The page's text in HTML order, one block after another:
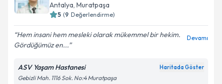
Antalya, Muratpaşa
5 (9 Değerlendirme)
Hem insani hem mesleki olarak mükemmel bir hekim.
Gördüğümüz en...
Devamı
ASV Yaşam Hastanesi Haritada Göster
Gebizli Mah. 1116 Sok. No:4 Muratpaşa